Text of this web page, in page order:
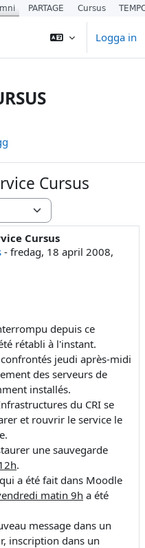
Logga in
Cursus
Cursus
-fredag, 18 april 2008,
depuis ce
rétabli à l'instant.
jeudi après-midi
des serveurs de
installés.
du CRI se
et rouvrir le service le
une sauvegarde
.
a été fait dans Moodle
matin 9h a été
message dans un
inscription dans un
PARTAGE Cursus